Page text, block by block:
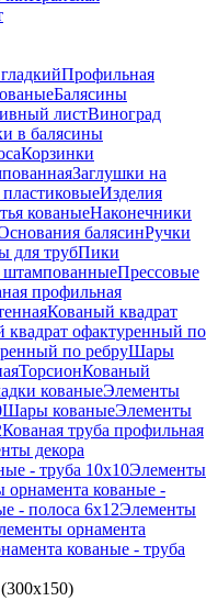
Профильная
Балясины
листВиноград
в балясины
Корзинки
Заглушки на
Изделия
кованыеНаконечники
балясинРучки
для трубПики
Прессовые
профильная
Кованый квадрат
квадрат офактуренный по
по ребруШары
ТорсионКованый
кованыеЭлементы
Шары кованыеЭлементы
Кованая труба профильная
декора
- труба 10х10Элементы
орнамента кованые -
- полоса 6х12Элементы
орнамента
кованые - труба